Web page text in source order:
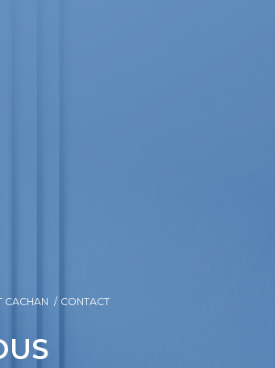
CACHAN CONTACT